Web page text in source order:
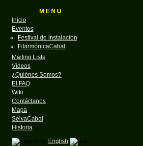
M E N Ú
Inicio
Eventos
Festival de Instalación
FilarmónicaCabal
Mailing Lists
Videos
¿Quiénes Somos?
El FAQ
Wiki
Contáctanos
Mapa
SelvaCabal
Historia
English